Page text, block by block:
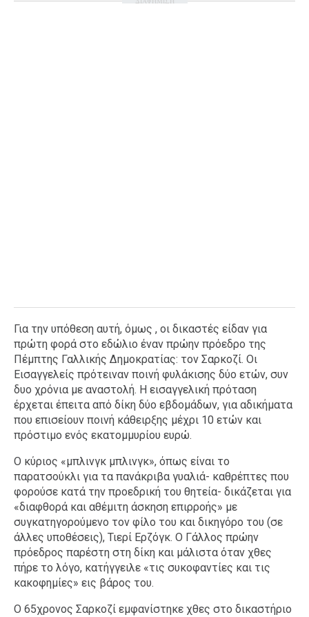
Για την υπόθεση αυτή, όμως , οι δικαστές είδαν για
πρώτη φορά στο εδώλιο έναν πρώην πρόεδρο της
Πέμπτης Γαλλικής Δημοκρατίας: τον Σαρκοζί. Οι
Εισαγγελείς πρότειναν ποινή φυλάκισης δύο ετών, συν
δυο χρόνια με αναστολή. Η εισαγγελική πρόταση
έρχεται έπειτα από δίκη δύο εβδομάδων, για αδικήματα
που επισείουν ποινή κάθειρξης μέχρι 10 ετών και
πρόστιμο ενός εκατομμυρίου ευρώ.
Ο κύριος «μπλινγκ μπλινγκ», όπως είναι το
παρατσούκλι για τα πανάκριβα γυαλιά- καθρέπτες που
φορούσε κατά την προεδρική του θητεία- δικάζεται για
«διαφθορά και αθέμιτη άσκηση επιρροής» με
συγκατηγορούμενο τον φίλο του και δικηγόρο του (σε
άλλες υποθέσεις), Τιερί Ερζόγκ. Ο Γάλλος πρώην
πρόεδρος παρέστη στη δίκη και μάλιστα όταν χθες
πήρε το λόγο, κατήγγειλε «τις συκοφαντίες και τις
κακοφημίες» εις βάρος του.
Ο 65χρονος Σαρκοζί εμφανίστηκε χθες στο δικαστήριο